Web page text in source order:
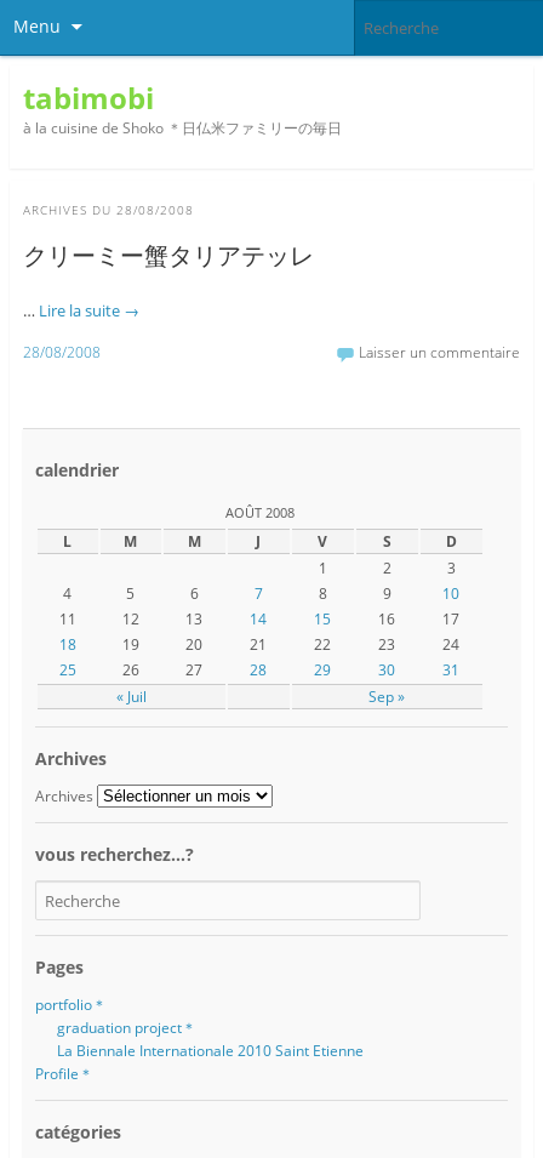
Menu
tabimobi
à la cuisine de Shoko ＊日仏米ファミリーの毎日
ARCHIVES DU 28/08/2008
クリーミー蟹タリアテッレ
… Lire la suite →
28/08/2008 Laisser un commentaire
calendrier
AOÛT 2008
L M M J V S D
« Juil Sep »
1 2
3
4
5 6 7 8 9
10
11
12 13 14 15 16
17
18
19 20 21 22 23
24
25
26 27 28 29 30 31
Archives
Archives
vous recherchez…?
Pages
portfolio＊
graduation project＊
La Biennale Internationale 2010 Saint Etienne
Profile＊
catégories